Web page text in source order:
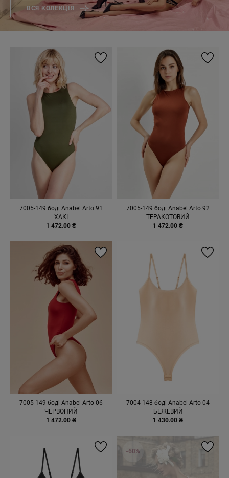
ВСЯ КОЛЕКЦІЯ
7005-149 боді Anabel Arto 91
ХАКІ
1 472.00 ₴
7005-149 боді Anabel Arto 92
ТЕРАКОТОВИЙ
1 472.00 ₴
7005-149 боді Anabel Arto 06
ЧЕРВОНИЙ
1 472.00 ₴
7004-148 боді Anabel Arto 04
БЕЖЕВИЙ
1 430.00 ₴
-60%